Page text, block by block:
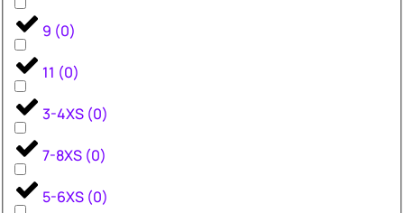
9 (0)
11 (0)
3-4XS (0)
7-8XS (0)
5-6XS (0)